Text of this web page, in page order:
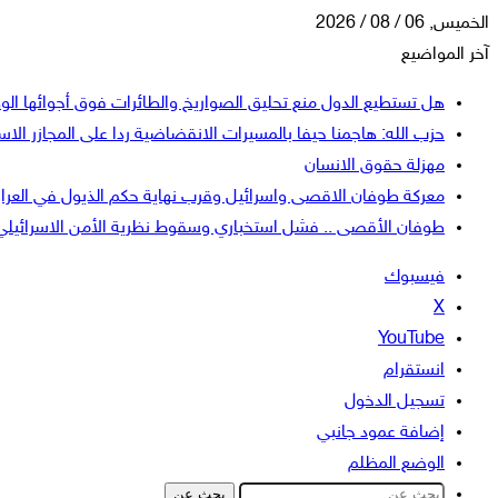
الخميس, 06 / 08 / 2026
آخر المواضيع
هل تستطيع الدول منع تحليق الصواريخ والطائرات فوق أجوائها
حزب الله: هاجمنا حيفا بالمسيرات الانقضاضية ردا على المجازر
مهزلة حقوق الانسان
معركة طوفان الاقصى واسرائيل وقرب نهاية حكم الذيول في
طوفان الأقصى .. فشل استخباري وسقوط نظرية الأمن
فيسبوك
‫X
‫YouTube
انستقرام
تسجيل الدخول
إضافة عمود جانبي
الوضع المظلم
بحث عن